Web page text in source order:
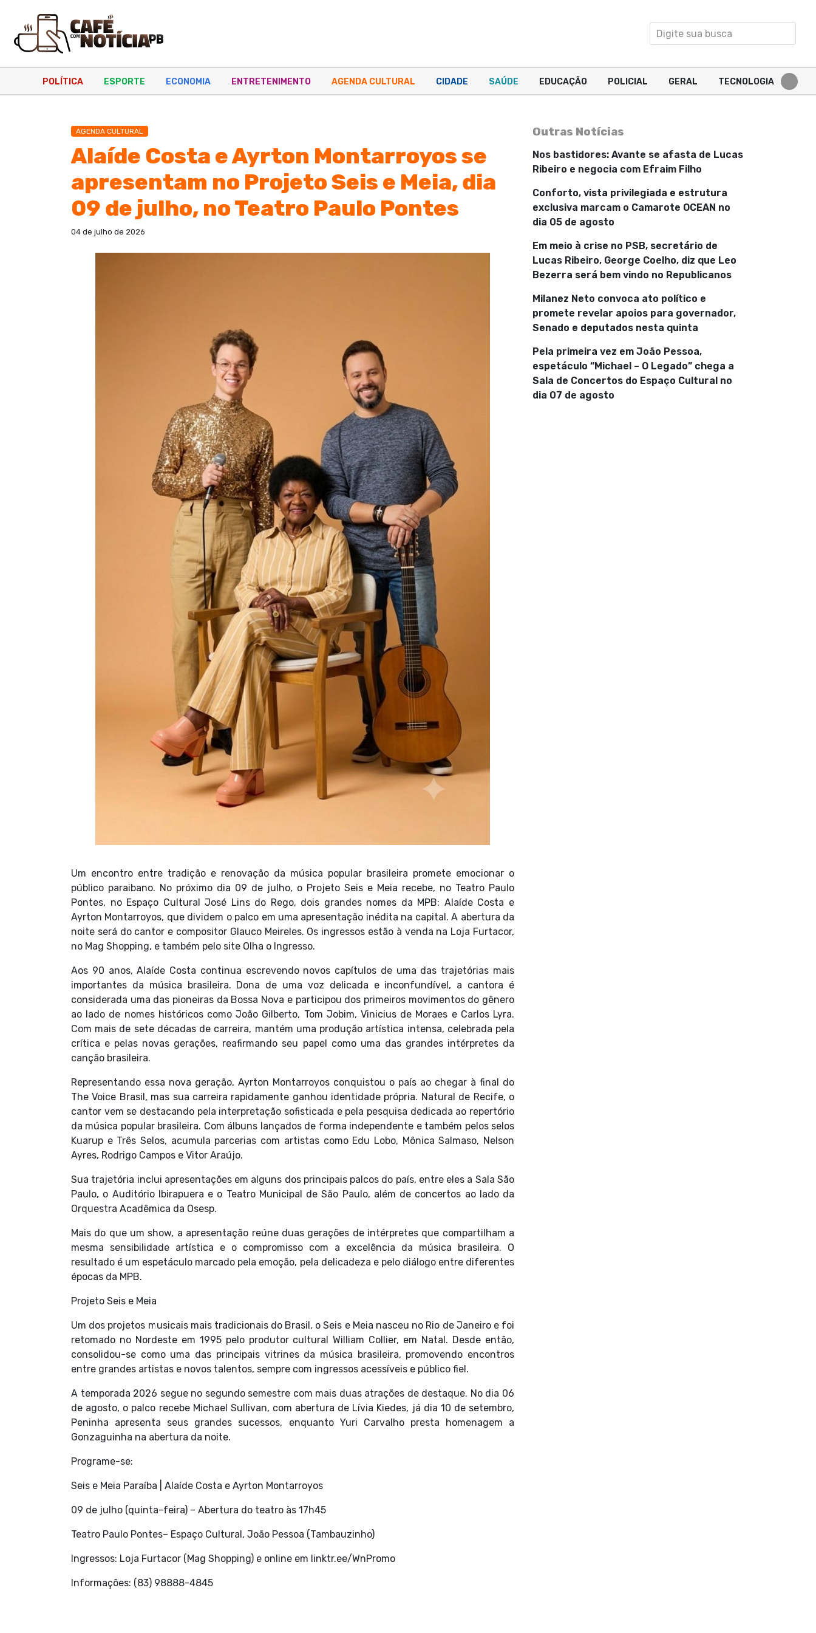
POLÍTICA ESPORTE ECONOMIA ENTRETENIMENTO AGENDA CULTURAL CIDADE SAÚDE EDUCAÇÃO POLICIAL GERAL TECNOLOGIA
AGENDA CULTURAL
Alaíde Costa e Ayrton Montarroyos se
apresentam no Projeto Seis e Meia, dia
09 de julho, no Teatro Paulo Pontes
04 de julho de 2026
Um encontro entre tradição e renovação da música popular brasileira promete emocionar o
público paraibano. No próximo dia 09 de julho, o Projeto Seis e Meia recebe, no Teatro Paulo
Pontes, no Espaço Cultural José Lins do Rego, dois grandes nomes da MPB: Alaíde Costa e
Ayrton Montarroyos, que dividem o palco em uma apresentação inédita na capital. A abertura da
noite será do cantor e compositor Glauco Meireles. Os ingressos estão à venda na Loja Furtacor,
no Mag Shopping, e também pelo site Olha o Ingresso.
Aos 90 anos, Alaíde Costa continua escrevendo novos capítulos de uma das trajetórias mais
importantes da música brasileira. Dona de uma voz delicada e inconfundível, a cantora é
considerada uma das pioneiras da Bossa Nova e participou dos primeiros movimentos do gênero
ao lado de nomes históricos como João Gilberto, Tom Jobim, Vinicius de Moraes e Carlos Lyra.
Com mais de sete décadas de carreira, mantém uma produção artística intensa, celebrada pela
crítica e pelas novas gerações, reafirmando seu papel como uma das grandes intérpretes da
canção brasileira.
Representando essa nova geração, Ayrton Montarroyos conquistou o país ao chegar à final do
The Voice Brasil, mas sua carreira rapidamente ganhou identidade própria. Natural de Recife, o
cantor vem se destacando pela interpretação sofisticada e pela pesquisa dedicada ao repertório
da música popular brasileira. Com álbuns lançados de forma independente e também pelos selos
Kuarup e Três Selos, acumula parcerias com artistas como Edu Lobo, Mônica Salmaso, Nelson
Ayres, Rodrigo Campos e Vitor Araújo.
Sua trajetória inclui apresentações em alguns dos principais palcos do país, entre eles a Sala São
Paulo, o Auditório Ibirapuera e o Teatro Municipal de São Paulo, além de concertos ao lado da
Orquestra Acadêmica da Osesp.
Mais do que um show, a apresentação reúne duas gerações de intérpretes que compartilham a
mesma sensibilidade artística e o compromisso com a excelência da música brasileira. O
resultado é um espetáculo marcado pela emoção, pela delicadeza e pelo diálogo entre diferentes
épocas da MPB.
Projeto Seis e Meia
Um dos projetos musicais mais tradicionais do Brasil, o Seis e Meia nasceu no Rio de Janeiro e foi
retomado no Nordeste em 1995 pelo produtor cultural William Collier, em Natal. Desde então,
consolidou-se como uma das principais vitrines da música brasileira, promovendo encontros
entre grandes artistas e novos talentos, sempre com ingressos acessíveis e público fiel.
A temporada 2026 segue no segundo semestre com mais duas atrações de destaque. No dia 06
de agosto, o palco recebe Michael Sullivan, com abertura de Lívia Kiedes, já dia 10 de setembro,
Peninha apresenta seus grandes sucessos, enquanto Yuri Carvalho presta homenagem a
Gonzaguinha na abertura da noite.
Programe-se:
Seis e Meia Paraíba | Alaíde Costa e Ayrton Montarroyos
09 de julho (quinta-feira) – Abertura do teatro às 17h45
Teatro Paulo Pontes– Espaço Cultural, João Pessoa (Tambauzinho)
Ingressos: Loja Furtacor (Mag Shopping) e online em linktr.ee/WnPromo
Informações: (83) 98888-4845
Outras Notícias
Nos bastidores: Avante se afasta de Lucas
Ribeiro e negocia com Efraim Filho
Conforto, vista privilegiada e estrutura
exclusiva marcam o Camarote OCEAN no
dia 05 de agosto
Em meio à crise no PSB, secretário de
Lucas Ribeiro, George Coelho, diz que Leo
Bezerra será bem vindo no Republicanos
Milanez Neto convoca ato político e
promete revelar apoios para governador,
Senado e deputados nesta quinta
Pela primeira vez em João Pessoa,
espetáculo “Michael – O Legado” chega a
Sala de Concertos do Espaço Cultural no
dia 07 de agosto